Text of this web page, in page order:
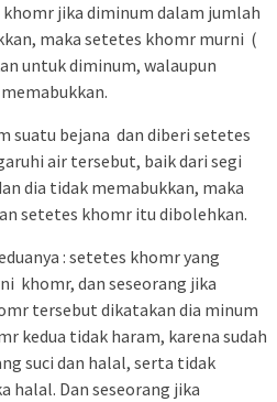
jika diminum dalam jumlah
maka setetes khomr murni (
untuk diminum, walaupun
suatu bejana dan diberi setetes
air tersebut, baik dari segi
dia tidak memabukkan, maka
setetes khomr itu dibolehkan.
: setetes khomr yang
khomr, dan seseorang jika
tersebut dikatakan dia minum
kedua tidak haram, karena sudah
suci dan halal, serta tidak
halal. Dan seseorang jika